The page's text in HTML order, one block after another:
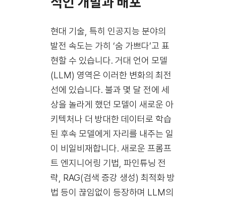
현대 기술, 특히 인공지능 분야의
발전 속도는 가히 ‘숨 가쁘다’고 표
현할 수 있습니다. 거대 언어 모델
(LLM) 영역은 이러한 변화의 최전
선에 있습니다. 불과 몇 달 전에 세
상을 놀라게 했던 모델이 새로운 아
키텍처나 더 방대한 데이터로 학습
된 후속 모델에게 자리를 내주는 일
이 비일비재합니다. 새로운 프롬프
트 엔지니어링 기법, 파인튜닝 전
략, RAG(검색 증강 생성) 최적화 방
법 등이 끊임없이 등장하며 LLM의